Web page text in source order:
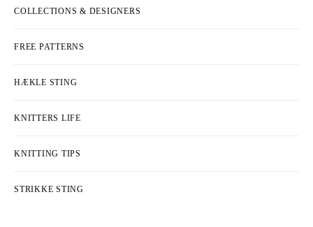
COLLECTIONS & DESIGNERS
FREE PATTERNS
HÆKLE STING
KNITTERS LIFE
KNITTING TIPS
STRIKKE STING